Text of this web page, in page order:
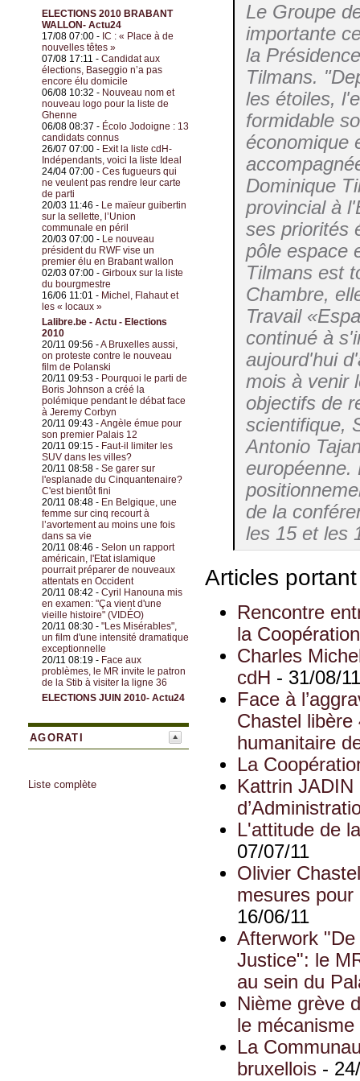
ELECTIONS 2010 BRABANT
WALLON- Actu24
17/08 07:00 - IC : « Place à de
nouvelles têtes »
07/08 17:11 - Candidat aux
élections, Baseggio n’a pas
encore élu domicile
06/08 10:32 - Nouveau nom et
nouveau logo pour la liste de
Ghenne
06/08 08:37 - Écolo Jodoigne : 13
candidats connus
26/07 07:00 - Exit la liste cdH-
Indépendants, voici la liste Ideal
24/04 07:00 - Ces fugueurs qui
ne veulent pas rendre leur carte
de parti
20/03 11:46 - Le maïeur guibertin
sur la sellette, l’Union
communale en péril
20/03 07:00 - Le nouveau
président du RWF vise un
premier élu en Brabant wallon
02/03 07:00 - Girboux sur la liste
du bourgmestre
16/06 11:01 - Michel, Flahaut et
les « locaux »
Lalibre.be - Actu - Elections
2010
20/11 09:56 -A Bruxelles aussi,
on proteste contre le nouveau
film de Polanski
20/11 09:53 - Pourquoi le parti de
Boris Johnson a créé la
polémique pendant le débat face
à Jeremy Corbyn
20/11 09:43 -Angèle émue pour
son premier Palais 12
20/11 09:15 - Faut-il limiter les
SUV dans les villes?
20/11 08:58 - Se garer sur
l'esplanade du Cinquantenaire?
C'est bientôt fini
20/11 08:48 - En Belgique, une
femme sur cinq recourt à
l’avortement au moins une fois
dans sa vie
20/11 08:46 - Selon un rapport
américain, l'Etat islamique
pourrait préparer de nouveaux
attentats en Occident
20/11 08:42 - Cyril Hanouna mis
en examen: "Ça vient d'une
vieille histoire" (VIDÉO)
20/11 08:30 - "Les Misérables",
un film d'une intensité dramatique
exceptionnelle
20/11 08:19 - Face aux
problèmes, le MR invite le patron
de la Stib à visiter la ligne 36
ELECTIONS JUIN 2010- Actu24
AGORATI
Liste complète
Le Groupe
importante
la
Tilmans.
les étoiles,
formidable
économique
Dominique
provincial à
ses priorités
pôle espace
Tilmans est
Chambre,
Travail
continué à
aujourd'hui
mois à venir
objectifs de
scientifique,
Antonio
européenne.
de la
les 15 et les
Articles
Rencontre
la
Charles
cdH - 31/08/11
Face à
Chastel libère
humanitaire
La
Kattrin
L'attitude de
07/07/11
Olivier
mesures
16/06/11
Afterwork
Justice": le
au sein du
Nième grève
le
La
bruxellois -